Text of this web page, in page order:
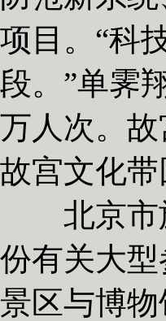
项目。“科
段。”单霁
万人次。
故宫文化带
北京市旅
份有关大
景区与博